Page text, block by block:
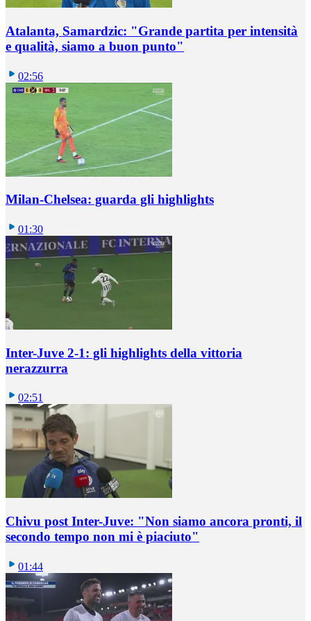
Atalanta, Samardzic: "Grande partita per intensità
e qualità, siamo a buon punto"
02:56
Milan-Chelsea: guarda gli highlights
01:30
Inter-Juve 2-1: gli highlights della vittoria
nerazzurra
02:51
Chivu post Inter-Juve: "Non siamo ancora pronti, il
secondo tempo non mi è piaciuto"
01:44